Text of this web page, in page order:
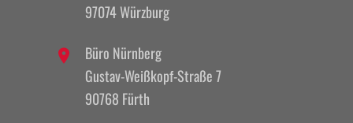
97074 Würzburg
Büro Nürnberg
Gustav-Weißkopf-Straße 7
90768 Fürth